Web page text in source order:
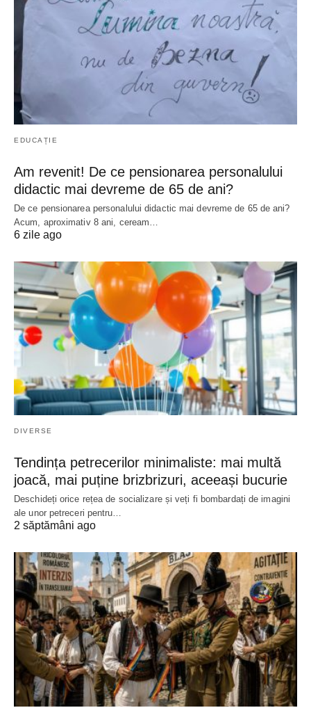
EDUCAȚIE
Am revenit! De ce pensionarea personalului
didactic mai devreme de 65 de ani?
De ce pensionarea personalului didactic mai devreme de 65 de ani?
Acum, aproximativ 8 ani, ceream…
6 zile ago
DIVERSE
Tendința petrecerilor minimaliste: mai multă
joacă, mai puține brizbrizuri, aceeași bucurie
Deschideți orice rețea de socializare și veți fi bombardați de imagini
ale unor petreceri pentru…
2 săptămâni ago